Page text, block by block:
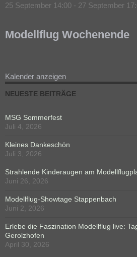
25 September 14:00 - 27 September
Modellflug Wochenende
Kalender anzeigen
NEUESTE BEITRÄGE
MSG Sommerfest
Juli 4, 2026
Kleines Dankeschön
Juli 3, 2026
Strahlende Kinderaugen am
Juni 26, 2026
Modellflug-Showtage Stappenbach
Juni 2, 2026
Erlebe die Faszination Modellflug live:
Gerolzhofen
April 30, 2026